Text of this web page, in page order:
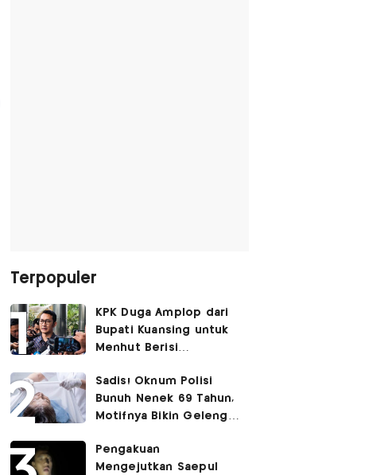
Terpopuler
KPK Duga Amplop dari
Bupati Kuansing untuk
Menhut Berisi
Pengembaliannya
Belum Utuh
Sadis! Oknum Polisi
Bunuh Nenek 69 Tahun,
Motifnya Bikin Geleng
Pengakuan
Mengejutkan Saepul